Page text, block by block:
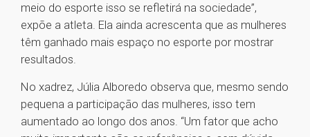
meio do esporte isso se refletirá na sociedade”,
expõe a atleta. Ela ainda acrescenta que as mulheres
têm ganhado mais espaço no esporte por mostrar
resultados.
No xadrez, Júlia Alboredo observa que, mesmo sendo
pequena a participação das mulheres, isso tem
aumentado ao longo dos anos. “Um fator que acho